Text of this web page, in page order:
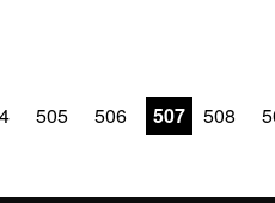
505 506 507 508